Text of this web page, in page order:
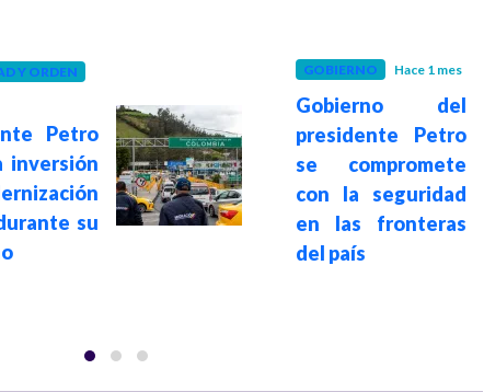
Y ORDEN
Petro
inversión
su
GOBIERNO Hace 1 mes
Gobierno del
presidente Petro
se compromete
con la seguridad
en las fronteras
del país